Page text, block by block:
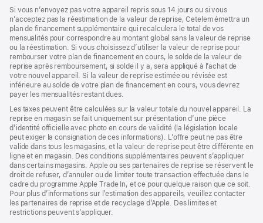
Si vous n’envoyez pas votre appareil repris sous 14 jours ou si vous
n’acceptez pas la réestimation de la valeur de reprise, Cetelem émettra un
plan de financement supplémentaire qui recalculera le total de vos
mensualités pour correspondre au montant global sans la valeur de reprise
ou la réestimation. Si vous choisissez d’utiliser la valeur de reprise pour
rembourser votre plan de financement en cours, le solde de la valeur de
reprise après remboursement, si solde il y a, sera appliqué à l’achat de
votre nouvel appareil. Si la valeur de reprise estimée ou révisée est
inférieure au solde de votre plan de financement en cours, vous devrez
payer les mensualités restant dues.
Les taxes peuvent être calculées sur la valeur totale du nouvel appareil. La
reprise en magasin se fait uniquement sur présentation d’une pièce
d’identité officielle avec photo en cours de validité (la législation locale
peut exiger la consignation de ces informations). L’offre peut ne pas être
valide dans tous les magasins, et la valeur de reprise peut être différente en
ligne et en magasin. Des conditions supplémentaires peuvent s’appliquer
dans certains magasins. Apple ou ses partenaires de reprise se réservent le
droit de refuser, d’annuler ou de limiter toute transaction effectuée dans le
cadre du programme Apple Trade In, et ce pour quelque raison que ce soit.
Pour plus d’informations sur l’estimation des appareils, veuillez contacter
les partenaires de reprise et de recyclage d’Apple. Des limites et
restrictions peuvent s’appliquer.